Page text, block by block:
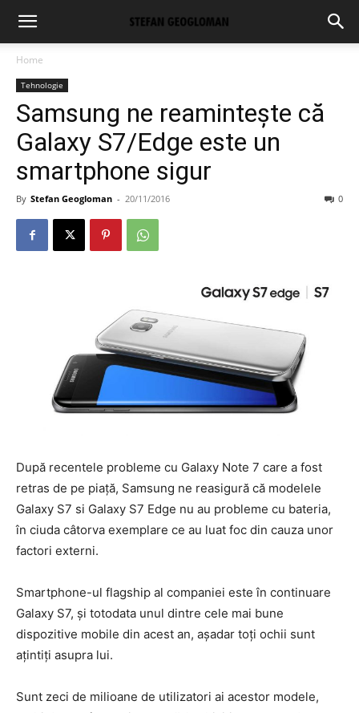
Home
Tehnologie
Samsung ne reamintește că
Galaxy S7/Edge este un
smartphone sigur
By Stefan Geogloman - 20/11/2016 0
După recentele probleme cu Galaxy Note 7 care a fost
retras de pe piață, Samsung ne reasigură că modelele
Galaxy S7 si Galaxy S7 Edge nu au probleme cu bateria,
în ciuda câtorva exemplare ce au luat foc din cauza unor
factori externi.
Smartphone-ul flagship al companiei este în continuare
Galaxy S7, și totodata unul dintre cele mai bune
dispozitive mobile din acest an, așadar toți ochii sunt
ațintiți asupra lui.
Sunt zeci de milioane de utilizatori ai acestor modele,